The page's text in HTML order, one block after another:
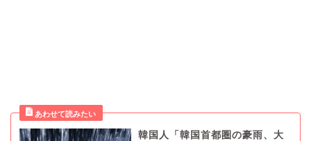
韓国人「韓国首都圏の豪雨、大